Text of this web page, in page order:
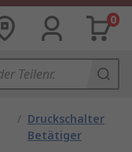
0
/ Druckschalter
Betätiger